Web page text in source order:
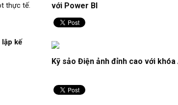
thực tế.
kế
với Power BI
Kỹ sảo Điện ảnh đỉnh cao với